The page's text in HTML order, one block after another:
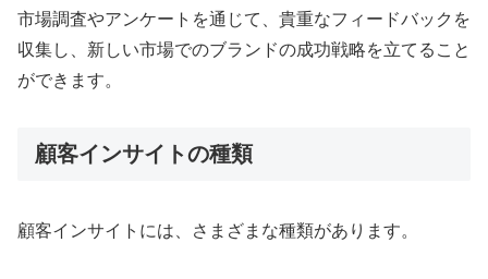
市場調査やアンケートを通じて、貴重なフィードバックを
収集し、新しい市場でのブランドの成功戦略を立てること
ができます。
顧客インサイトの種類
顧客インサイトには、さまざまな種類があります。